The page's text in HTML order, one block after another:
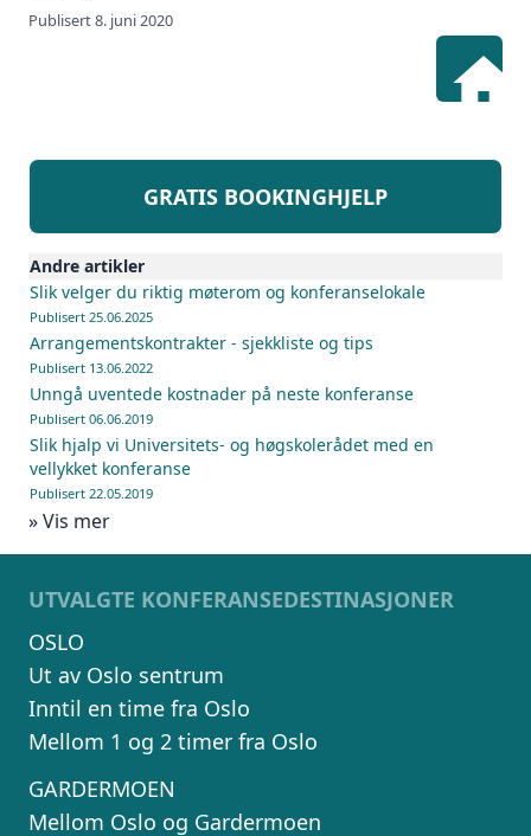
Publisert 8. juni 2020
GRATIS BOOKINGHJELP
Andre artikler
Slik velger du riktig møterom og konferanselokale
Publisert 25.06.2025
Arrangementskontrakter - sjekkliste og tips
Publisert 13.06.2022
Unngå uventede kostnader på neste konferanse
Publisert 06.06.2019
Slik hjalp vi Universitets- og høgskolerådet med en
vellykket konferanse
Publisert 22.05.2019
» Vis mer
UTVALGTE KONFERANSEDESTINASJONER
OSLO
Ut av Oslo sentrum
Inntil en time fra Oslo
Mellom 1 og 2 timer fra Oslo
GARDERMOEN
Mellom Oslo og Gardermoen